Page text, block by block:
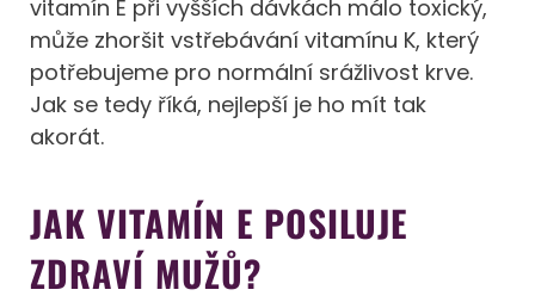
vitamín E při vyšších dávkách málo toxický,
může zhoršit vstřebávání vitamínu K, který
potřebujeme pro normální srážlivost krve.
Jak se tedy říká, nejlepší je ho mít tak
akorát.
JAK VITAMÍN E POSILUJE
ZDRAVÍ MUŽŮ?